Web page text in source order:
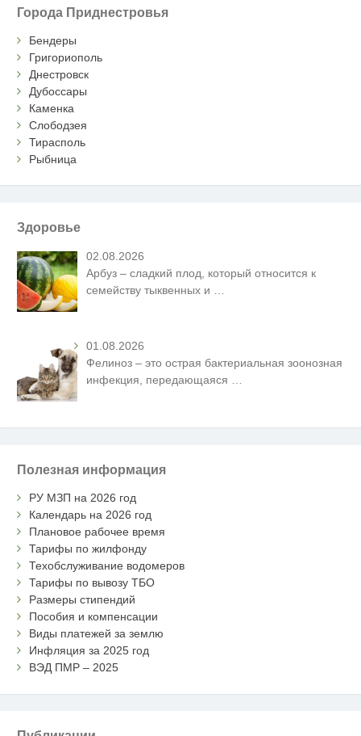
Города Приднестровья
Бендеры
Григориополь
Днестровск
Дубоссары
Каменка
Слободзея
Тирасполь
Рыбница
Здоровье
02.08.2026
Арбуз – сладкий плод, который относится к
семейству тыквенных и
01.08.2026
Фелиноз – это острая бактериальная зоонозная
инфекция, передающаяся
Полезная информация
РУ МЗП на 2026 год
Календарь на 2026 год
Плановое рабочее время
Тарифы по жилфонду
Техобслуживание водомеров
Тарифы по вывозу ТБО
Размеры стипендий
Пособия и компенсации
Виды платежей за землю
Инфляция за 2025 год
ВЭД ПМР – 2025